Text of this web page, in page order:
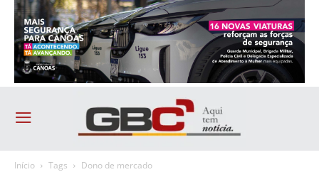
Início Tags Dono de mercado